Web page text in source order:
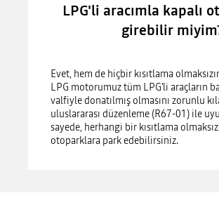
LPG'li aracımla kapalı
girebilir
Evet, hem de hiçbir kısıtlama
LPG motorumuz tüm LPG'li araçların
valfiyle donatılmış olmasını zorunlu
uluslararası düzenleme (R67-01) ile
sayede, herhangi bir kısıtlama
otoparklara park edebilirsiniz.